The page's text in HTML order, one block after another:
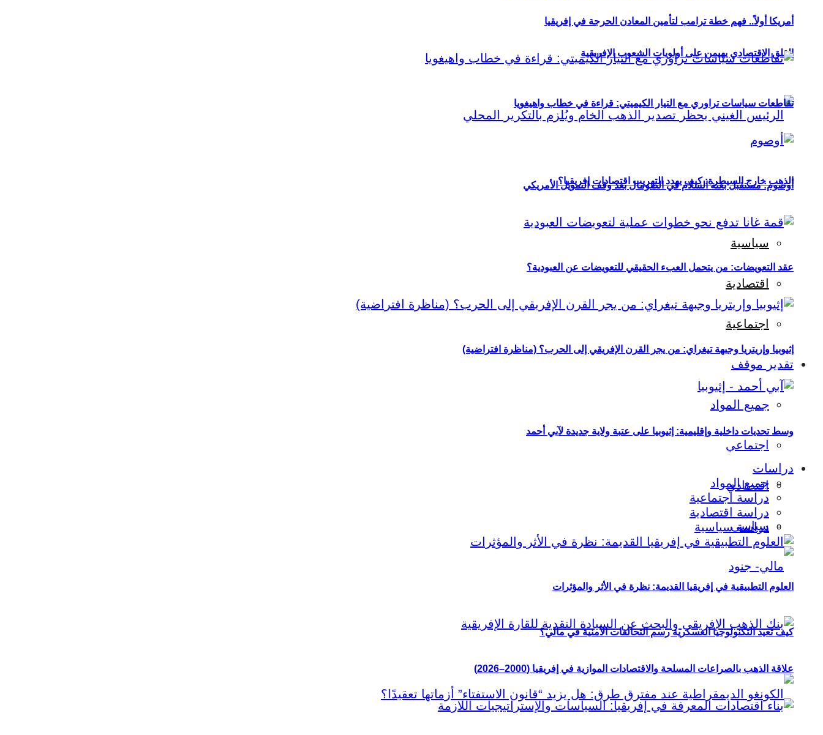
القلق الاقتصادي يهيمن على أولويات الشعوب الإفريقية
الذهب خارج السيطرة: كيف يهدد التهريب اقتصادات إفريقيا؟
سياسية
اقتصادية
اجتماعية
تقدير موقف
جميع المواد
اجتماعي
اقتصادي
سياسي
كيف تعيد التكنولوجيا العسكرية رسم التحالفات الأمنية في مالي؟
أمريكا أولاً.. فهم خطة ترامب لتأمين المعادن الحرجة في إفريقيا
تقاطعات سياسات تراوري مع التيار الكيميتي: قراءة في خطاب واهيغويا
أوصوم: مستقبل بعثة السلام في الصومال بعد وقف التمويل الأمريكي
عقد التعويضات: من يتحمل العبء الحقيقي للتعويضات عن العبودية؟
إثيوبيا وإريتريا وجبهة تيغراي: من يجر القرن الإفريقي إلى الحرب؟ (مناظرة افتراضية)
وسط تحديات داخلية وإقليمية: إثيوبيا على عتبة ولاية جديدة لآبي أحمد
دراسات
جميع المواد
دراسة اجتماعية
دراسة اقتصادية
دراسة سياسية
العلوم التطبيقية في إفريقيا القديمة: نظرة في الأثر والمؤثرات
علاقة الذهب بالصراعات المسلحة والاقتصادات الموازية في إفريقيا (2000–2026)